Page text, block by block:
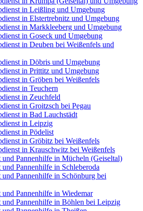
in Leißling und Umgebung
in Elstertrebnitz und Umgebung
in Markkleeberg und Umgebung
in Goseck und Umgebung
in Deuben bei Weißenfels und
in Döbris und Umgebung
in Prittitz und Umgebung
in Gröben bei Weißenfels
in Teuchern
in Zeuchfeld
in Groitzsch bei Pegau
in Bad Lauchstädt
in Leipzig
in Pödelist
in Gröbitz bei Weißenfels
in Krauschwitz bei Weißenfels
und Pannenhilfe in Mücheln (Geiseltal)
Pannenhilfe in Schleberoda
und Pannenhilfe in Schönburg bei
und Pannenhilfe in Wiedemar
und Pannenhilfe in Böhlen bei Leipzig